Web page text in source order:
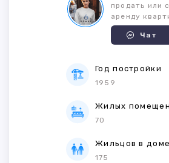
продать или
аренду
Чат
Год постройки
1959
Жилых
70
Жильцов в доме
175